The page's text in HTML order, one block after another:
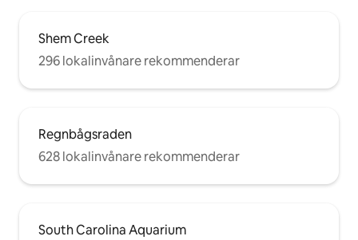
Shem Creek
296 lokalinvånare rekommenderar
Regnbågsraden
628 lokalinvånare rekommenderar
South Carolina Aquarium